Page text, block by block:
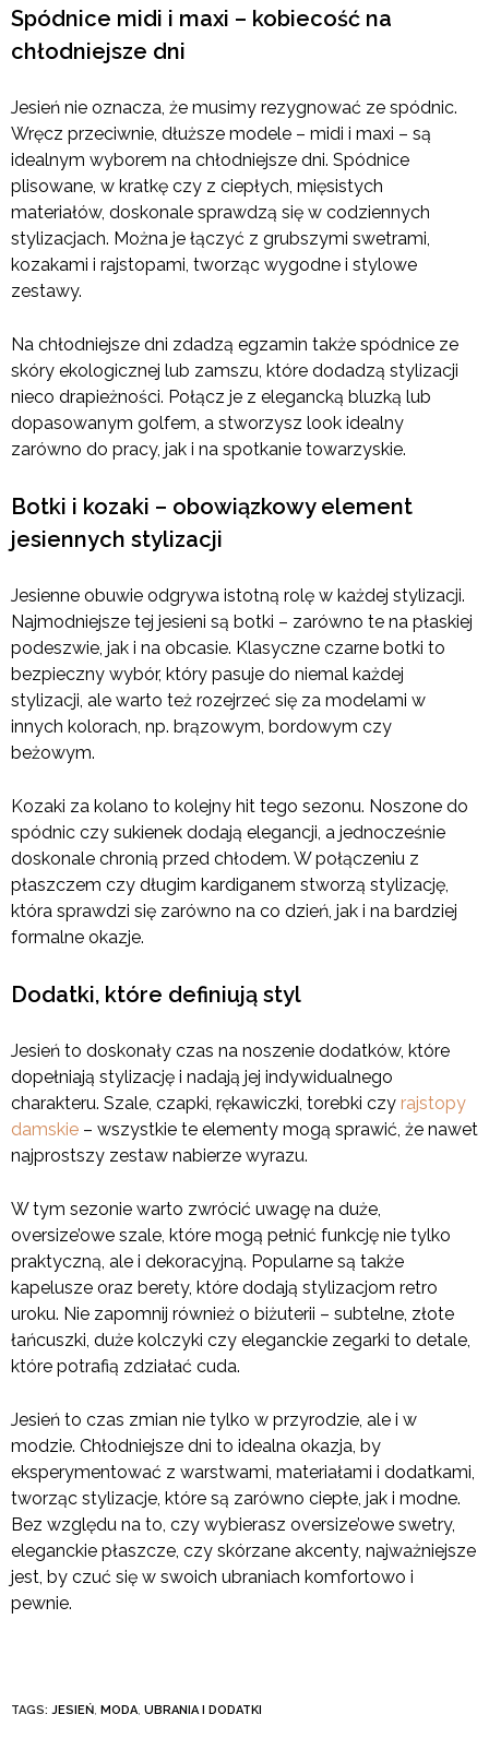
Spódnice midi i maxi – kobiecość na
chłodniejsze dni
Jesień nie oznacza, że musimy rezygnować ze spódnic.
Wręcz przeciwnie, dłuższe modele – midi i maxi – są
idealnym wyborem na chłodniejsze dni. Spódnice
plisowane, w kratkę czy z ciepłych, mięsistych
materiałów, doskonale sprawdzą się w codziennych
stylizacjach. Można je łączyć z grubszymi swetrami,
kozakami i rajstopami, tworząc wygodne i stylowe
zestawy.
Na chłodniejsze dni zdadzą egzamin także spódnice ze
skóry ekologicznej lub zamszu, które dodadzą stylizacji
nieco drapieżności. Połącz je z elegancką bluzką lub
dopasowanym golfem, a stworzysz look idealny
zarówno do pracy, jak i na spotkanie towarzyskie.
Botki i kozaki – obowiązkowy element
jesiennych stylizacji
Jesienne obuwie odgrywa istotną rolę w każdej stylizacji.
Najmodniejsze tej jesieni są botki – zarówno te na płaskiej
podeszwie, jak i na obcasie. Klasyczne czarne botki to
bezpieczny wybór, który pasuje do niemal każdej
stylizacji, ale warto też rozejrzeć się za modelami w
innych kolorach, np. brązowym, bordowym czy
beżowym.
Kozaki za kolano to kolejny hit tego sezonu. Noszone do
spódnic czy sukienek dodają elegancji, a jednocześnie
doskonale chronią przed chłodem. W połączeniu z
płaszczem czy długim kardiganem stworzą stylizację,
która sprawdzi się zarówno na co dzień, jak i na bardziej
formalne okazje.
Dodatki, które definiują styl
Jesień to doskonały czas na noszenie dodatków, które
dopełniają stylizację i nadają jej indywidualnego
charakteru. Szale, czapki, rękawiczki, torebki czy rajstopy
damskie – wszystkie te elementy mogą sprawić, że nawet
najprostszy zestaw nabierze wyrazu.
W tym sezonie warto zwrócić uwagę na duże,
oversize’owe szale, które mogą pełnić funkcję nie tylko
praktyczną, ale i dekoracyjną. Popularne są także
kapelusze oraz berety, które dodają stylizacjom retro
uroku. Nie zapomnij również o biżuterii – subtelne, złote
łańcuszki, duże kolczyki czy eleganckie zegarki to detale,
które potrafią zdziałać cuda.
Jesień to czas zmian nie tylko w przyrodzie, ale i w
modzie. Chłodniejsze dni to idealna okazja, by
eksperymentować z warstwami, materiałami i dodatkami,
tworząc stylizacje, które są zarówno ciepłe, jak i modne.
Bez względu na to, czy wybierasz oversize’owe swetry,
eleganckie płaszcze, czy skórzane akcenty, najważniejsze
jest, by czuć się w swoich ubraniach komfortowo i
pewnie.
TAGS: JESIEŃ, MODA, UBRANIA I DODATKI